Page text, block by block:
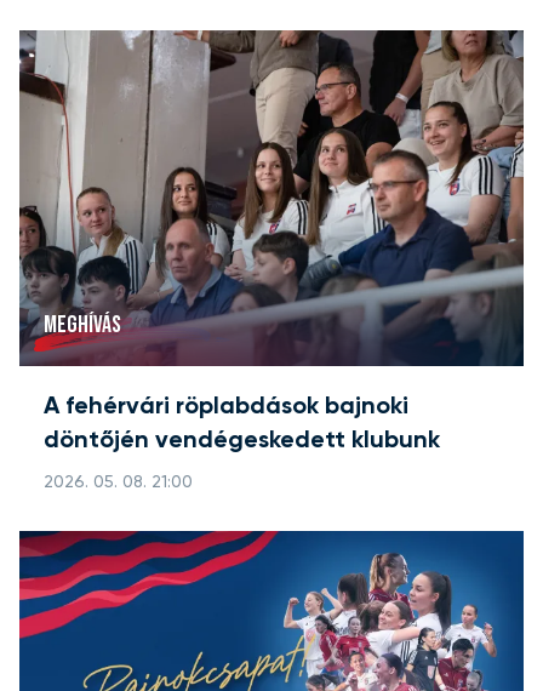
MEGHÍVÁS
A fehérvári röplabdások bajnoki
döntőjén vendégeskedett klubunk
2026. 05. 08. 21:00